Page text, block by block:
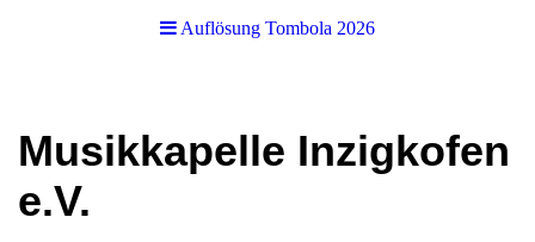
Auflösung Tombola 2026
Musikkapelle Inzigkofen
e.V.